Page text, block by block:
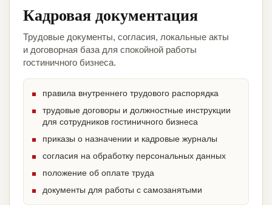
Кадровая документация
Трудовые документы, согласия, локальные акты
и договорная база для спокойной работы
гостиничного бизнеса.
правила внутреннего трудового распорядка
трудовые договоры и должностные инструкции
для сотрудников гостиничного бизнеса
приказы о назначении и кадровые журналы
согласия на обработку персональных данных
положение об оплате труда
документы для работы с самозанятыми